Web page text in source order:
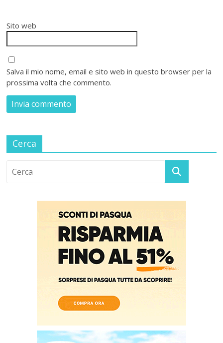
Sito web
Salva il mio nome, email e sito web in questo browser per la
prossima volta che commento.
Cerca